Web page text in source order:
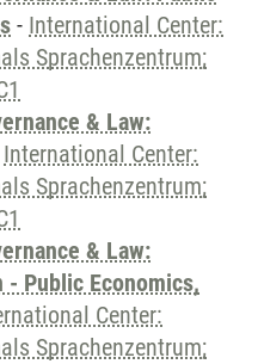
- International Center:
Sprachenzentrum;
& Law:
International Center:
Sprachenzentrum;
& Law:
Public Economics,
Center:
Sprachenzentrum;